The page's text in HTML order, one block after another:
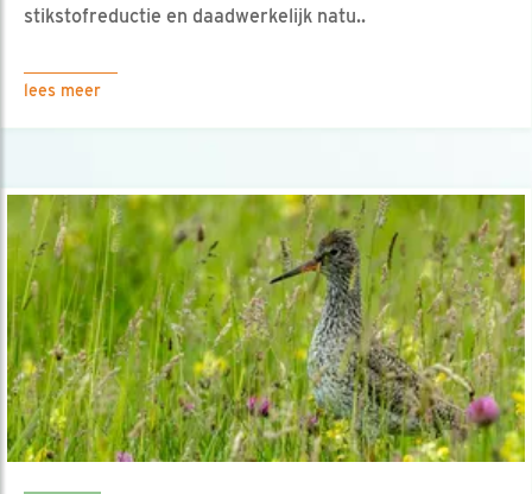
stikstofreductie en daadwerkelijk natu..
lees meer